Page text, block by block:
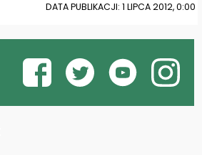
DATA PUBLIKACJI: 1 LIPCA 2012, 0:00